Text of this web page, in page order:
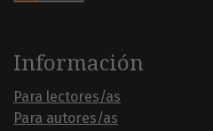
Información
Para lectores/as
Para autores/as